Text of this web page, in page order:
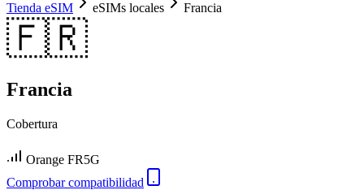
Tienda eSIM eSIMs locales Francia
🇫🇷
Francia
Cobertura
Orange FR5G
Comprobar compatibilidad